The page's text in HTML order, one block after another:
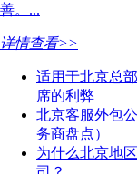
善。...
详情查看>>
适用于北京总
席的利弊
北京客服外包
务商盘点）
为什么北京地